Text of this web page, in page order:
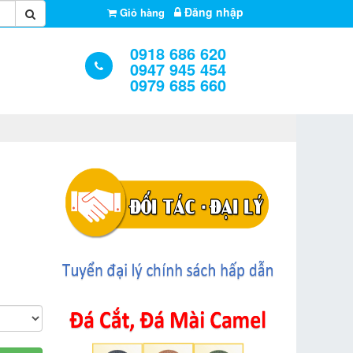
Giỏ hàng Đăng nhập
0918 686 620
0947 945 454
0979 685 660